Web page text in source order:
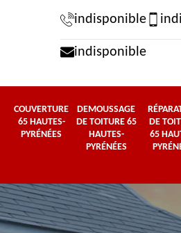
indisponible
indisponible
COUVERTURE
65 HAUTES-
PYRÉNÉES
DEMOUSSAGE
DE TOITURE 65
HAUTES-
PYRÉNÉES
DE
65